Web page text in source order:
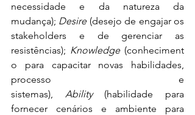
necessidade e da natureza da
mudança); Desire (desejo de engajar os
stakeholders e de gerenciar as
resistências); Knowledge (conheciment
o para capacitar novas habilidades,
processo e
sistemas), Ability (habilidade para
fornecer cenários e ambiente para